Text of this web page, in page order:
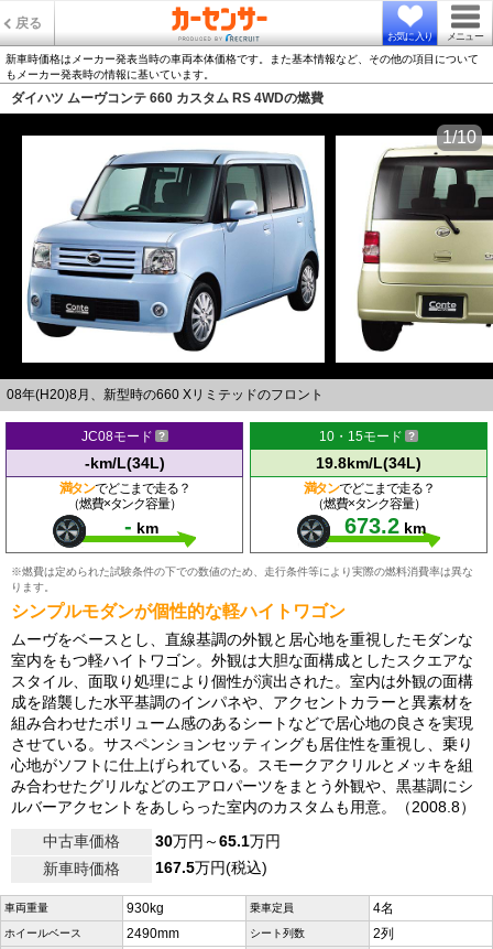
戻る
お気に入り メニュー
新車時価格はメーカー発表当時の車両本体価格です。また基本情報など、その他の項目について
もメーカー発表時の情報に基いています。
ダイハツ ムーヴコンテ 660 カスタム RS 4WDの燃費
08年(H20)8月、新型時の660 Xリミテッドのフロント
1/10
JC08モード
-km/L(34L)
満タンでどこまで走る？
（燃費×タンク容量）
- km
10・15モード
19.8km/L(34L)
満タンでどこまで走る？
（燃費×タンク容量）
673.2 km
※燃費は定められた試験条件の下での数値のため、走行条件等により実際の燃料消費率は異な
ります。
シンプルモダンが個性的な軽ハイトワゴン
ムーヴをベースとし、直線基調の外観と居心地を重視したモダンな
室内をもつ軽ハイトワゴン。外観は大胆な面構成としたスクエアな
スタイル、面取り処理により個性が演出された。室内は外観の面構
成を踏襲した水平基調のインパネや、アクセントカラーと異素材を
組み合わせたボリューム感のあるシートなどで居心地の良さを実現
させている。サスペンションセッティングも居住性を重視し、乗り
心地がソフトに仕上げられている。スモークアクリルとメッキを組
み合わせたグリルなどのエアロパーツをまとう外観や、黒基調にシ
ルバーアクセントをあしらった室内のカスタムも用意。（2008.8）
中古車価格
30万円～65.1万円
新車時価格
167.5万円(税込)
車両重量 930kg 乗車定員 4名
ホイールベース 2490mm シート列数 2列